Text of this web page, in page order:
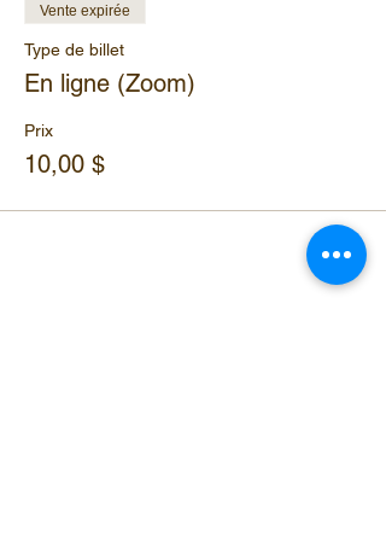
Vente expirée
Type de billet
En ligne (Zoom)
Prix
10,00 $